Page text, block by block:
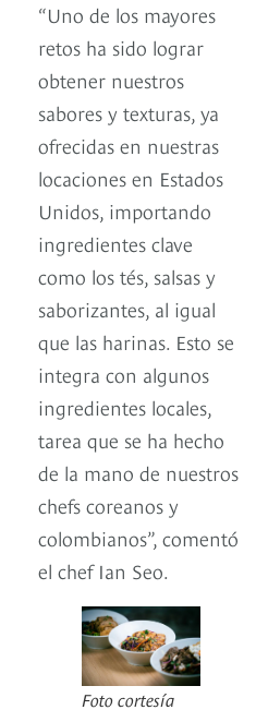
“Uno de los mayores
retos ha sido lograr
obtener nuestros
sabores y texturas, ya
ofrecidas en nuestras
locaciones en Estados
Unidos, importando
ingredientes clave
como los tés, salsas y
saborizantes, al igual
que las harinas. Esto se
integra con algunos
ingredientes locales,
tarea que se ha hecho
de la mano de nuestros
chefs coreanos y
colombianos”, comentó
el chef Ian Seo.
Foto cortesía